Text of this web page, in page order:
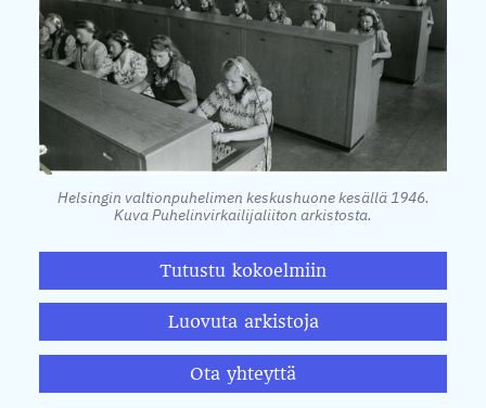
Helsingin valtionpuhelimen keskushuone kesällä 1946.
Kuva Puhelinvirkailijaliiton arkistosta.
Tutustu kokoelmiin
Luovuta arkistoja
Ota yhteyttä